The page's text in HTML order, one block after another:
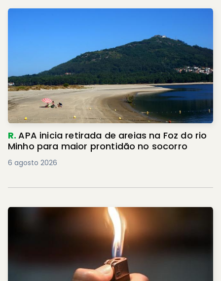
R.APA inicia retirada de areias na Foz do rio
Minho para maior prontidão no socorro
6 agosto 2026